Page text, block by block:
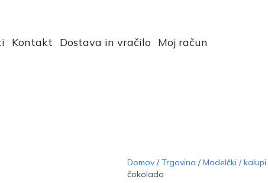
Kontakt Dostava in vračilo Moj račun
Domov/Trgovina /Modelčki / kalupi
čokolada